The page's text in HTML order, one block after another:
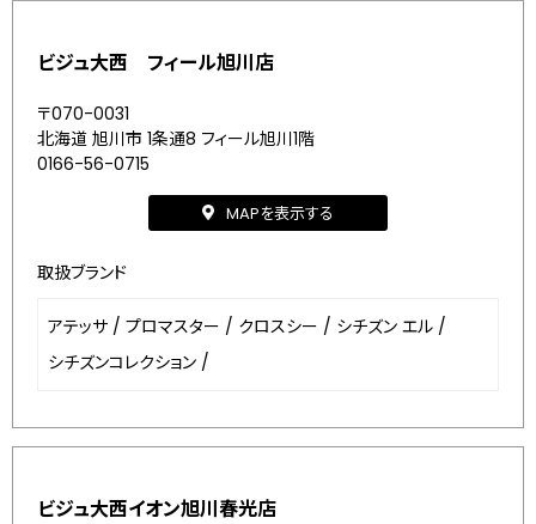
ビジュ大西 フィール旭川店
〒070-0031
北海道 旭川市 1条通8 フィール旭川1階
0166-56-0715
MAPを表示する
取扱ブランド
アテッサ / プロマスター / クロスシー / シチズン エル /
シチズンコレクション /
ビジュ大西イオン旭川春光店